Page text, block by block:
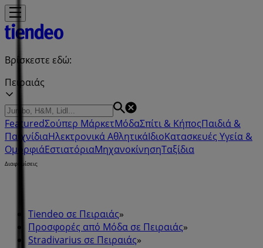
Βρίσκεστε εδώ:
Πειραιάς
FeaturedΣούπερ ΜάρκετΜόδαΣπίτι & ΚήποςΠαιδιά &
ΠαιχνίδιαΗλεκτρονικάΑθλητικάΙδιοΚατασκευές Υγεία &
ΟμορφιάΕστιατόριαΜηχανοκίνησηΤαξίδια
Διαφημίσεις
Tiendeo σε Πειραιάς»
Προσφορές από Μόδα σε Πειραιάς»
Stradivarius σε Πειραιάς»